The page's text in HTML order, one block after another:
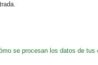
se procesan los datos de tus